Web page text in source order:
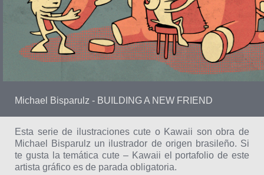
Michael Bisparulz - BUILDING A NEW FRIEND
Esta serie de ilustraciones cute o Kawaii son obra de
Michael Bisparulz un ilustrador de origen brasileño. Si
te gusta la temática cute – Kawaii el portafolio de este
artista gráfico es de parada obligatoria.